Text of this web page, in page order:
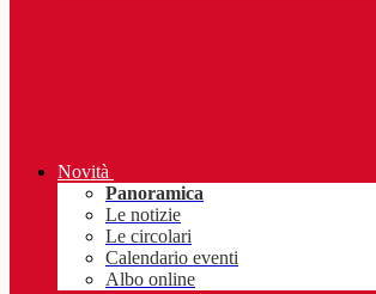
Novità
Panoramica
Le notizie
Le circolari
Calendario eventi
Albo online